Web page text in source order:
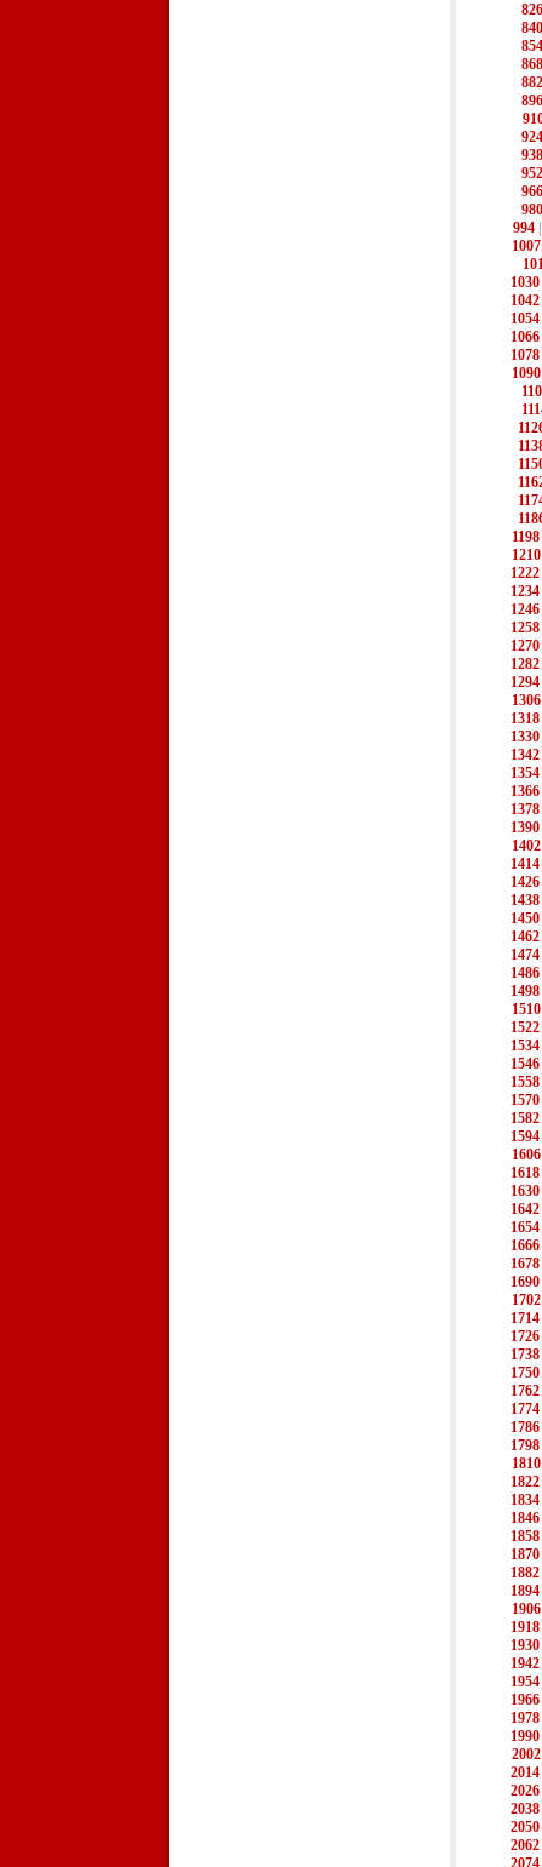
826
840
854
868
882
896
924
938
952
966
980
994
1007
1030
1042
1054
1066
1078
1090
1198
1210
1222
1234
1246
1258
1270
1282
1294
1306
1318
1330
1342
1354
1366
1378
1390
1402
1414
1426
1438
1450
1462
1474
1486
1498
1510
1522
1534
1546
1558
1570
1582
1594
1606
1618
1630
1642
1654
1666
1678
1690
1702
1714
1726
1738
1750
1762
1774
1786
1798
1810
1822
1834
1846
1858
1870
1882
1894
1906
1918
1930
1942
1954
1966
1978
1990
2002
2014
2026
2038
2050
2062
2074